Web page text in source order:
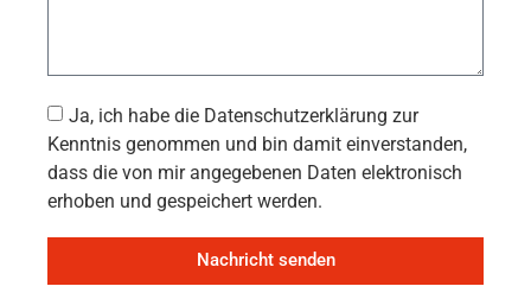
Ja, ich habe die Datenschutzerklärung zur
Kenntnis genommen und bin damit einverstanden,
dass die von mir angegebenen Daten elektronisch
erhoben und gespeichert werden.
Nachricht senden